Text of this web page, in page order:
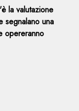
la valutazione
segnalano una
opereranno